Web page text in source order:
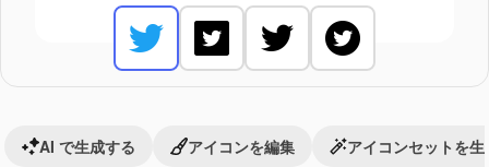
AI で生成する アイコンを編集 アイコンセットを生